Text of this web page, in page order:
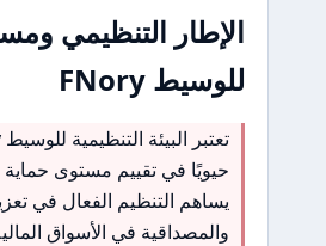
الإطار التنظيمي
للوسيط FNory
حيويًا في تقييم مستوى حماية
يساهم التنظيم الفعال في
والمصداقية في الأسواق